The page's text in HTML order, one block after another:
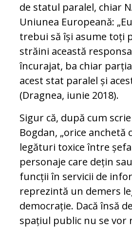
de statul paralel, chiar
Uniunea Europeană:
trebui să își asume toți
străini această
încurajat, ba chiar
acest stat paralel și
(Dragnea, iunie 2018).
Sigur că, după cum
Bogdan, „orice anchetă
legături toxice între
personaje care dețin
funcții în servicii de
reprezintă un demers
democrație. Dacă însă
spațiul public nu se vor